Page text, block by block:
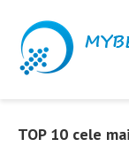
conținut
TOP 10 cele